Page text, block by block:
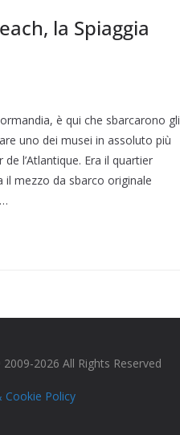
la Spiaggia
è qui che sbarcarono gli
uno dei musei in assoluto più
l’Atlantique. Era il quartier
il mezzo da sbarco originale
2026 All Rights Reserved
Cookie Policy